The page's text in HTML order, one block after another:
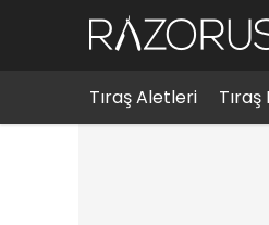
Tıraş Aletleri Tıraş